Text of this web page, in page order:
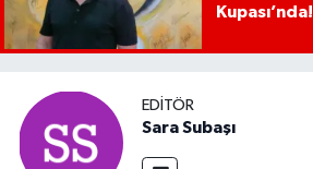
Kupası’nda!
EDITÖR
Sara Subaşı